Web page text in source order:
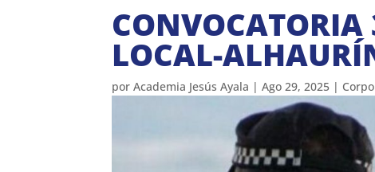
CONVOCATORIA
LOCAL-
por Academia Jesús Ayala | Ago 29, 2025|